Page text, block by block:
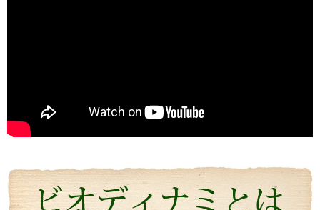
ワイン醸造に対する自身のフィロソフィ（哲学）を強
く持った志の高い醸造家でした。
今回は、他のお客様もいらっしゃりとても忙しい中私
くれました。 途中で「もう大丈夫ですよ・・・」と言
っても、「これを飲んでくれ」と、どんどんいろいろ
なワインを持ってきてくれてワインや畑や自分の考え